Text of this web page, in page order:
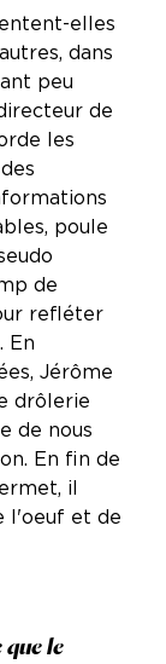
elles
dans
peu
de
les
poule
de
refléter
En
Jérôme
drôlerie
de nous
En fin de
il
l'oeuf et de
que le